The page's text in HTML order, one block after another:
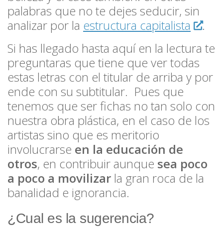
palabras que no te dejes seducir, sin
analizar por la estructura capitalista
.
Si has llegado hasta aquí en la lectura te
preguntaras que tiene que ver todas
estas letras con el titular de arriba y por
ende con su subtitular. Pues que
tenemos que ser fichas no tan solo con
nuestra obra plástica, en el caso de los
artistas sino que es meritorio
involucrarse en la educación de
otros, en contribuir aunque sea poco
a poco a movilizar la gran roca de la
banalidad e ignorancia.
¿Cual es la sugerencia?